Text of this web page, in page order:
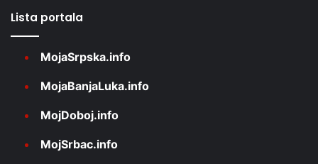
Lista portala
MojaSrpska.info
MojaBanjaLuka.info
MojDoboj.info
MojSrbac.info